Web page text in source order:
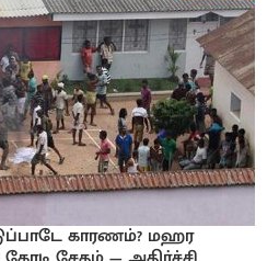
காரணம்? மஹர